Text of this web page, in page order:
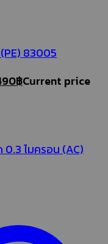
83005
฿Current price